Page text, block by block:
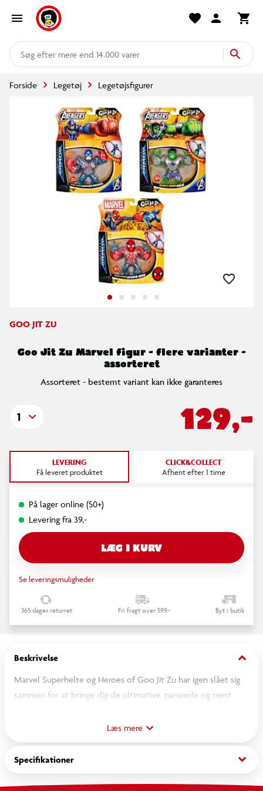
mere end 14.000 varer
Forside Legetøj Legetøjsfigurer
GOO JIT ZU
Goo Jit Zu Marvel figur - flere varianter -
assorteret
Assorteret - bestemt variant kan ikke garanteres
129,-
1
LEVERING
Få leveret produktet
CLICK&COLLECT
Afhent efter 1 time
På lager online (50+)
Levering fra 39,-
LÆG I KURV
Se leveringsmuligheder
365 dages returret Fri fragt over 599,- Byt i butik
Beskrivelse keyboard_arrow_down
Marvel Superhelte og Heroes of Goo Jit Zu har igen slået sig
sammen for at bringe dig de ultimative, pansrede og mest
Introducerer: Heroes of Goo Jit Zu – INFINITY ARMOR!
Hver Marvel Infinity Armor-superhelt har en unik goo-fyldning
med forskellig tekstur og følelse. Kæmp, leg og beskyt dig
mod fjender, mens du strækker og klemmer disse fantastiske
actionfigurer.
Læs mere
Specifikationer keyboard_arrow_down